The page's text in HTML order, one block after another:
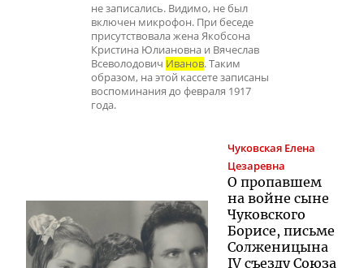
не записались. Видимо, не был
включен микрофон. При беседе
присутствовала жена Якобсона
Кристина Юлиановна и Вячеслав
Всеволодович Иванов. Таким
образом, на этой кассете записаны
воспоминания до февраля 1917
года.
Чуковская Елена
Цезаревна
О пропавшем
на войне сыне
Чуковского
Борисе, письме
Солженицына
IV съезду Союза